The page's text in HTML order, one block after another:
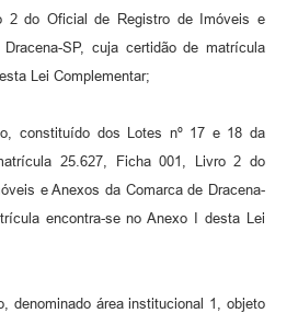
2 do Oficial de Registro de Imóveis e
SP, cuja certidão de matrícula
Lei Complementar;
constituído dos Lotes nº 17 e 18 da
25.627, Ficha 001, Livro 2 do
e Anexos da Comarca de Dracena-
encontra-se no Anexo I desta Lei
denominado área institucional 1, objeto